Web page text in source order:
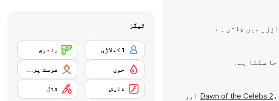
Dawn of the Celebs 2 ،
اور
ٹیگز
1 کھلاڑی بندوق
خون فرسٹ پرسن شوٹر
فلیش قتل